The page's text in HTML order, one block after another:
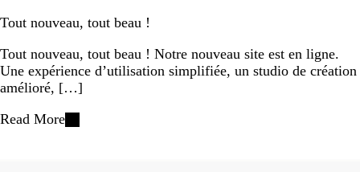
Tout nouveau, tout beau !
Tout nouveau, tout beau ! Notre nouveau site est en ligne.
Une expérience d’utilisation simplifiée, un studio de création
amélioré, […]
Read More